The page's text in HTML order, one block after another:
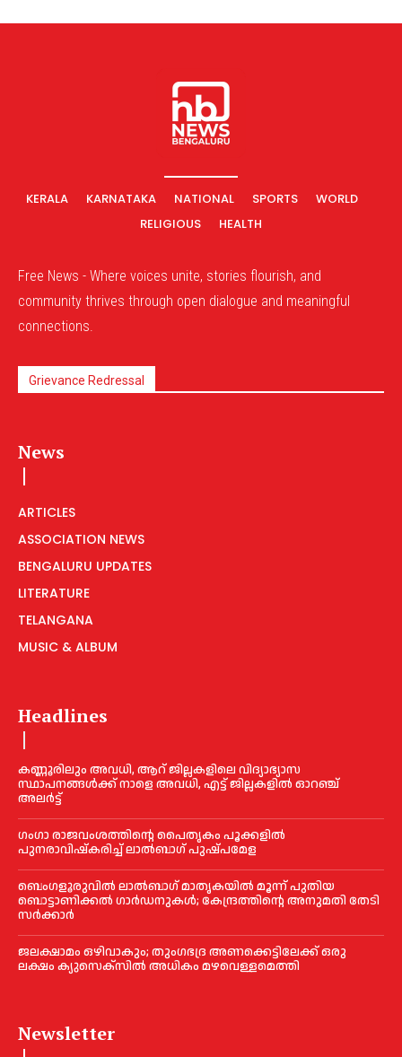
KERALA KARNATAKA NATIONAL SPORTS
WORLD
RELIGIOUS
HEALTH
Free News - Where voices unite, stories flourish, and
community thrives through open dialogue and meaningful
connections.
Grievance Redressal
News
ARTICLES
ASSOCIATION NEWS
BENGALURU UPDATES
LITERATURE
TELANGANA
MUSIC & ALBUM
Headlines
കണ്ണൂരിലും അവധി, ആറ് ജില്ലകളിലെ വിദ്യാഭ്യാസ
സ്ഥാപനങ്ങൾക്ക് നാളെ അവധി, എട്ട് ജില്ലകളിൽ ഓറഞ്ച്
അലർട്ട്
ഗംഗാ രാജവംശത്തിന്റെ പൈതൃകം പൂക്കളിൽ
പുനരാവിഷ്‌കരിച്ച് ലാൽബാഗ് പുഷ്പമേള
ബെംഗളൂരുവിൽ ലാൽബാഗ് മാതൃകയിൽ മൂന്ന് പുതിയ
ബൊട്ടാണിക്കൽ ഗാർഡനുകൾ; കേന്ദ്രത്തിന്റെ അനുമതി തേടി
സർക്കാർ
ജലക്ഷാമം ഒഴിവാകും; തുംഗഭദ്ര അണക്കെട്ടിലേക്ക് ഒരു
ലക്ഷം ക്യുസെക്സില്‍ അധികം മഴവെള്ളമെത്തി
Newsletter